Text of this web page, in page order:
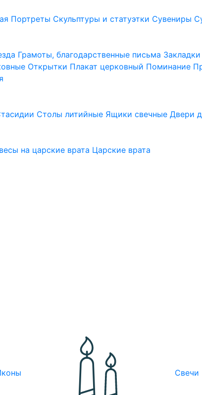
Портреты Скульптуры и статуэтки Сувениры
Грамоты, благодарственные письма Закладки
Открытки Плакат церковный Поминание
Столы литийные Ящики свечныеДвери
на царские врата Царские врата
Свечи